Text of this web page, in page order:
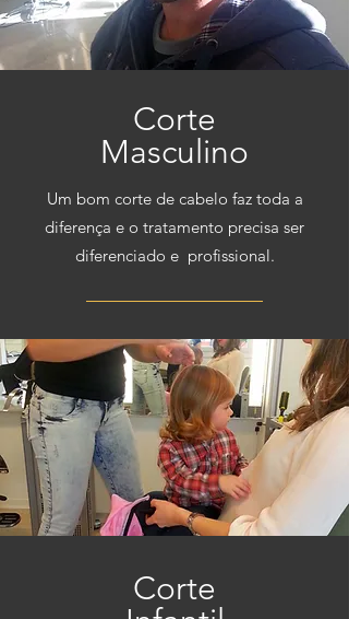
Corte
Masculino
Um bom corte de cabelo faz toda a
diferença e o tratamento precisa ser
diferenciado e profissional.
Corte